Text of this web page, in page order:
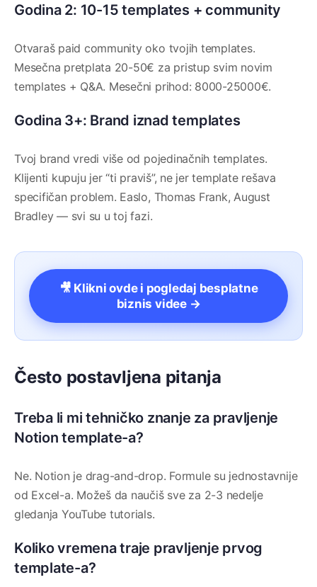
Godina 2: 10-15 templates + community
Otvaraš paid community oko tvojih templates.
Mesečna pretplata 20-50€ za pristup svim novim
templates + Q&A. Mesečni prihod: 8000-25000€.
Godina 3+: Brand iznad templates
Tvoj brand vredi više od pojedinačnih templates.
Klijenti kupuju jer “ti praviš”, ne jer template rešava
specifičan problem. Easlo, Thomas Frank, August
Bradley — svi su u toj fazi.
🎥 Klikni ovde i pogledaj besplatne
biznis videe →
Često postavljena pitanja
Treba li mi tehničko znanje za pravljenje
Notion template-a?
Ne. Notion je drag-and-drop. Formule su jednostavnije
od Excel-a. Možeš da naučiš sve za 2-3 nedelje
gledanja YouTube tutorials.
Koliko vremena traje pravljenje prvog
template-a?